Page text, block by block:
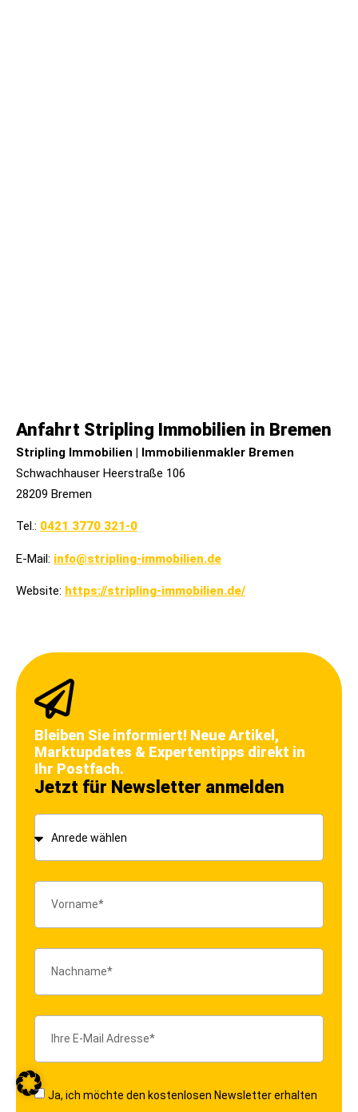
Anfahrt Stripling Immobilien in Bremen
Stripling Immobilien | Immobilienmakler Bremen
Schwachhauser Heerstraße 106
28209 Bremen
Tel.: 0421 3770 321-0
E-Mail: info@stripling-immobilien.de
Website: https://stripling-immobilien.de/
Bleiben Sie informiert! Neue Artikel,
Marktupdates & Expertentipps direkt in
Ihr Postfach.
Jetzt für Newsletter anmelden
Ja, ich möchte den kostenlosen Newsletter erhalten